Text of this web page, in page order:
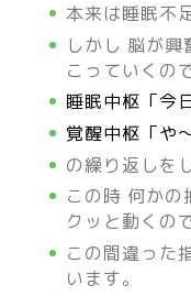
本来は睡眠不
しかし 脳が
こっていくの
睡眠中枢「今
覚醒中枢「や
の繰り返しを
この時 何かの
クッと動くの
この間違った
います。